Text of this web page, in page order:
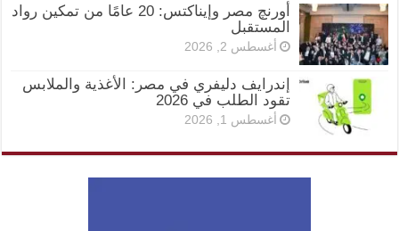
أورنچ مصر وإيناكتس: 20 عامًا من تمكين رواد
المستقبل
أغسطس 2, 2026
إندرايف دليفري في مصر: الأغذية والملابس
تقود الطلب في 2026
أغسطس 1, 2026